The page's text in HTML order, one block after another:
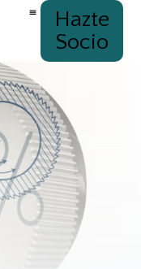
Hazte
Socio